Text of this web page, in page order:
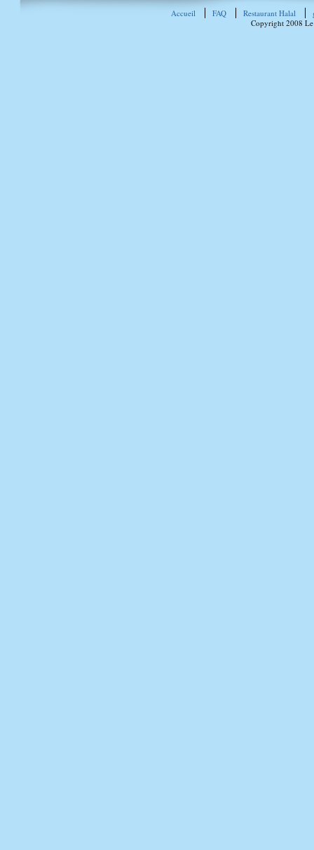
Accueil FAQ Restaurant Halal
Copyright 2008